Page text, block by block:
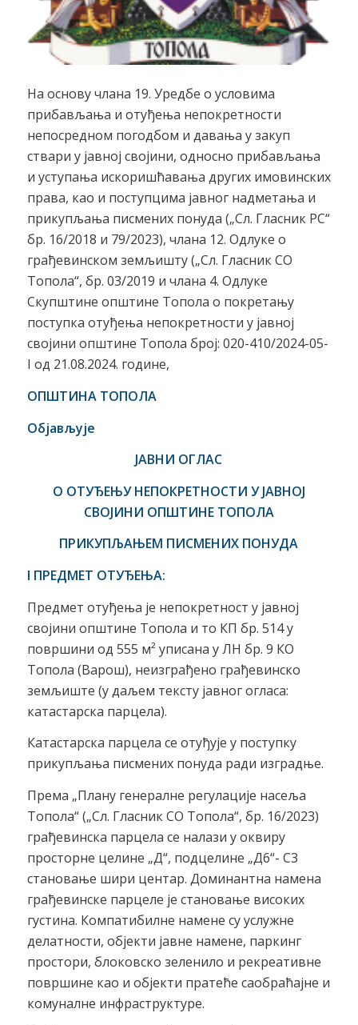
На основу члана 19. Уредбе о условима
прибављања и отуђења непокретности
непосредном погодбом и давања у закуп
ствари у јавној својини, односно прибављања
и уступања искоришћавања других имовинских
права, као и поступцима јавног надметања и
прикупљања писмених понуда („Сл. Гласник РС“
бр. 16/2018 и 79/2023), члана 12. Одлуке о
грађевинском земљишту („Сл. Гласник СО
Топола“, бр. 03/2019 и члана 4. Одлуке
Скупштине општине Топола о покретању
поступка отуђења непокретности у јавној
својини општине Топола број: 020-410/2024-05-
I од 21.08.2024. године,
ОПШТИНА ТОПОЛА
Објављује
ЈАВНИ ОГЛАС
О ОТУЂЕЊУ НЕПОКРЕТНОСТИ УЈАВНОЈ
СВОЈИНИ ОПШТИНЕ ТОПОЛА
ПРИКУПЉАЊЕМ ПИСМЕНИХ ПОНУДА
I ПРЕДМЕТ ОТУЂЕЊА:
Предмет отуђења је непокретност у јавној
својини општине Топола и то КП бр. 514 у
површини од 555 м² уписана у ЛН бр. 9 КО
Топола (Варош), неизграђено грађевинско
земљиште (у даљем тексту јавног огласа:
катастарска парцела).
Катастарска парцела се отуђује у поступку
прикупљања писмених понуда ради изградње.
Према „Плану генералне регулације насеља
Топола“ („Сл. Гласник СО Топола“, бр. 16/2023)
грађевинска парцела се налази у оквиру
просторне целине „Д“, подцелине „Д6“- С3
становање шири центар. Доминантна намена
грађевинске парцеле је становање високих
густина. Компатибилне намене су услужне
делатности, објекти јавне намене, паркинг
простори, блоковско зеленило и рекреативне
површине као и објекти пратеће саобраћајне и
комуналне инфраструктуре.